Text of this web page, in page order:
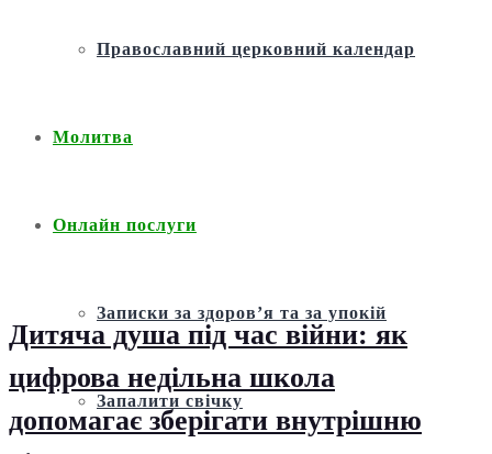
Православний церковний календар
Молитва
Онлайн послуги
Записки за здоров’я та за упокій
Запалити свічку
Дитяча душа під час війни: як
цифрова недільна школа
допомагає зберігати внутрішню